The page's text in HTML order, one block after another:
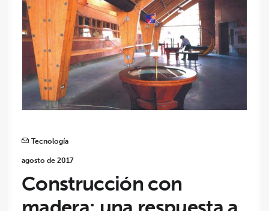
Tecnología
agosto de 2017
Construcción con